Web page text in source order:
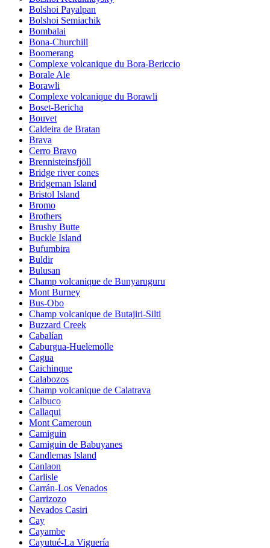
Bolshoi Payalpan
Bolshoi Semiachik
Bombalai
Bona-Churchill
Boomerang
Complexe volcanique du Bora-Bericcio
Borale Ale
Borawli
Complexe volcanique du Borawli
Boset-Bericha
Bouvet
Caldeira de Bratan
Brava
Cerro Bravo
Brennisteinsfjöll
Bridge river cones
Bridgeman Island
Bristol Island
Bromo
Brothers
Brushy Butte
Buckle Island
Bufumbira
Buldir
Bulusan
Champ volcanique de Bunyaruguru
Mont Burney
Bus-Obo
Champ volcanique de Butajiri-Silti
Buzzard Creek
Cabalían
Caburgua-Huelemolle
Cagua
Caichinque
Calabozos
Champ volcanique de Calatrava
Calbuco
Callaqui
Mont Cameroun
Camiguin
Camiguin de Babuyanes
Candlemas Island
Canlaon
Carlisle
Carrán-Los Venados
Carrizozo
Nevados Casiri
Cay
Cayambe
Cayutué-La Viguería